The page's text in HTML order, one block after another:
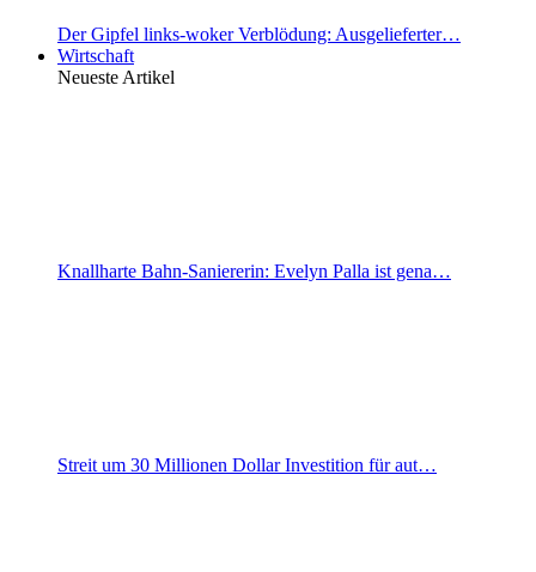
Der Gipfel links-woker Verblödung: Ausgelieferter…
Wirtschaft
Neueste Artikel
Knallharte Bahn-Saniererin: Evelyn Palla ist gena…
Streit um 30 Millionen Dollar Investition für aut…